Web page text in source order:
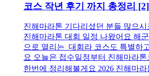
코스 작년 후기 까지 총정리 [2]
진해마라톤 기다리셨던 분들 많으시
진해마라톤 대회 일정 나왔어요 해
으로 열리는 대회라 코스도 특별하
요 오늘은 접수일정부터 진해마라
한번에 정리해볼게요 2026 진해마